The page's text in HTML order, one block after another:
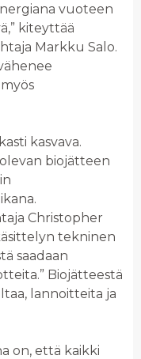
vuoteen
kiteyttää
Markku Salo.
kasvava.
biojätteen
Christopher
tekninen
saadaan
Biojätteestä
lannoitteita ja
on, että kaikki